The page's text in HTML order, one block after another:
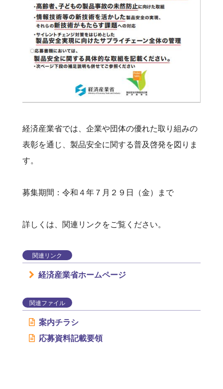
経済産業省では、企業や団体の優れた取り組みの
表彰を通じ、製品安全に関する普及啓発を図りま
す。
募集期間：令和４年７月２９日（金）まで
詳しくは、関連リンクをご覧ください。
関連リンク
経済産業省ホームページ
関連ファイル
案内チラシ
応募資料記載要領